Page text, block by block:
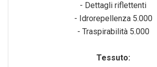
- Dettagli riflettenti
- Idrorepellenza 5.000
- Traspirabilità 5.000
Tessuto: